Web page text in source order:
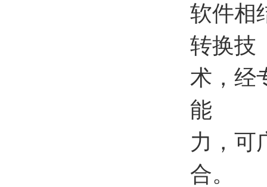
软件相
转换技
术，经
能
力，可
合。